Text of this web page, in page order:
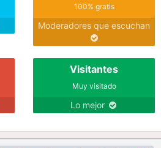
100% gratis
Moderadores que escuchan
Visitantes
Muy visitado
Lo mejor